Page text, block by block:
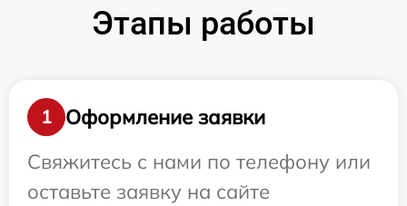
Этапы работы
1
Оформление заявки
Свяжитесь с нами по телефону или
оставьте заявку на сайте